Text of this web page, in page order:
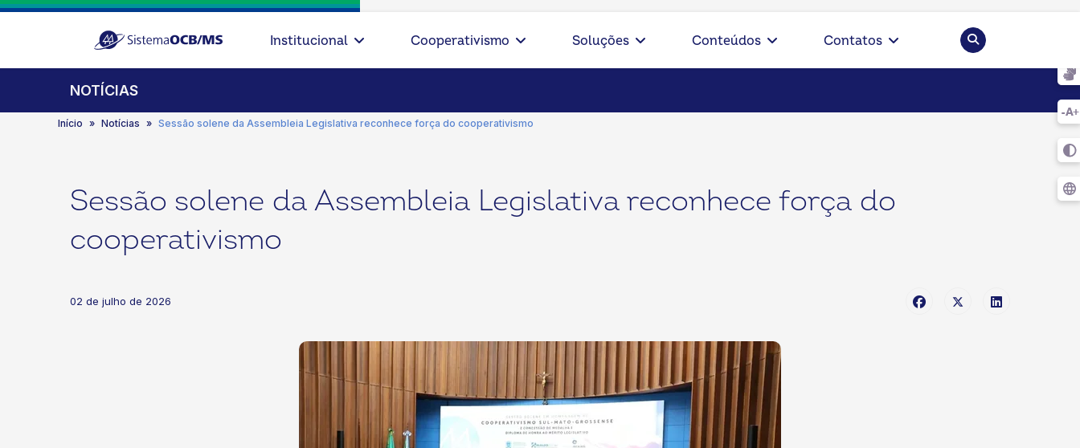
Institucional Cooperativismo Soluções Conteúdos Contatos Pesquisar
NOTÍCIAS
Início Notícias Sessão solene da Assembleia Legislativa reconhece força do cooperativismo
Sessão solene da Assembleia Legislativa reconhece força do
cooperativismo
02 de julho de 2026